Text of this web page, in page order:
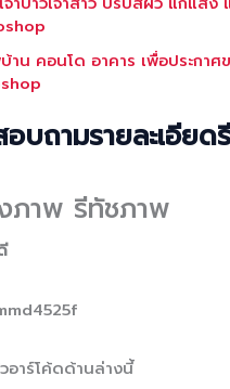
น คอนโด อาคาร เพื่อประกาศ
บถามรายละเอียด
ภาพ รีทัชภาพ
อาร์โค้ดด้านล่างนี้